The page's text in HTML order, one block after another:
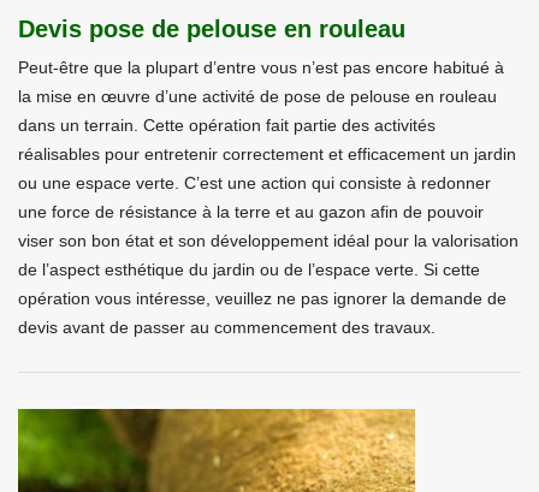
Devis pose de pelouse en rouleau
Peut-être que la plupart d’entre vous n’est pas encore habitué à
la mise en œuvre d’une activité de pose de pelouse en rouleau
dans un terrain. Cette opération fait partie des activités
réalisables pour entretenir correctement et efficacement un jardin
ou une espace verte. C’est une action qui consiste à redonner
une force de résistance à la terre et au gazon afin de pouvoir
viser son bon état et son développement idéal pour la valorisation
de l’aspect esthétique du jardin ou de l’espace verte. Si cette
opération vous intéresse, veuillez ne pas ignorer la demande de
devis avant de passer au commencement des travaux.